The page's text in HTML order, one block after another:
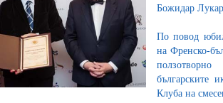
Божидар
По повод
на Френско-
българските
Клуба на